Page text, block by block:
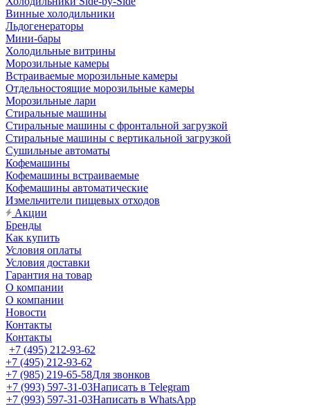
Винные холодильники
Льдогенераторы
Мини-бары
Холодильные витрины
Морозильные камеры
Встраиваемые морозильные камеры
Отдельностоящие морозильные камеры
Морозильные лари
Стиральные машины
Стиральные машины с фронтальной загрузкой
Стиральные машины с вертикальной загрузкой
Сушильные автоматы
Кофемашины
Кофемашины встраиваемые
Кофемашины автоматические
Измельчители пищевых отходов
Акции
Бренды
Как купить
Условия оплаты
Условия доставки
Гарантия на товар
О компании
О компании
Новости
Контакты
Контакты
+7 (495) 212-93-62
+7 (495) 212-93-62
+7 (985) 219-65-58Для звонков
+7 (993) 597-31-03Написать в Telegram
+7 (993) 597-31-03Написать в WhatsApp